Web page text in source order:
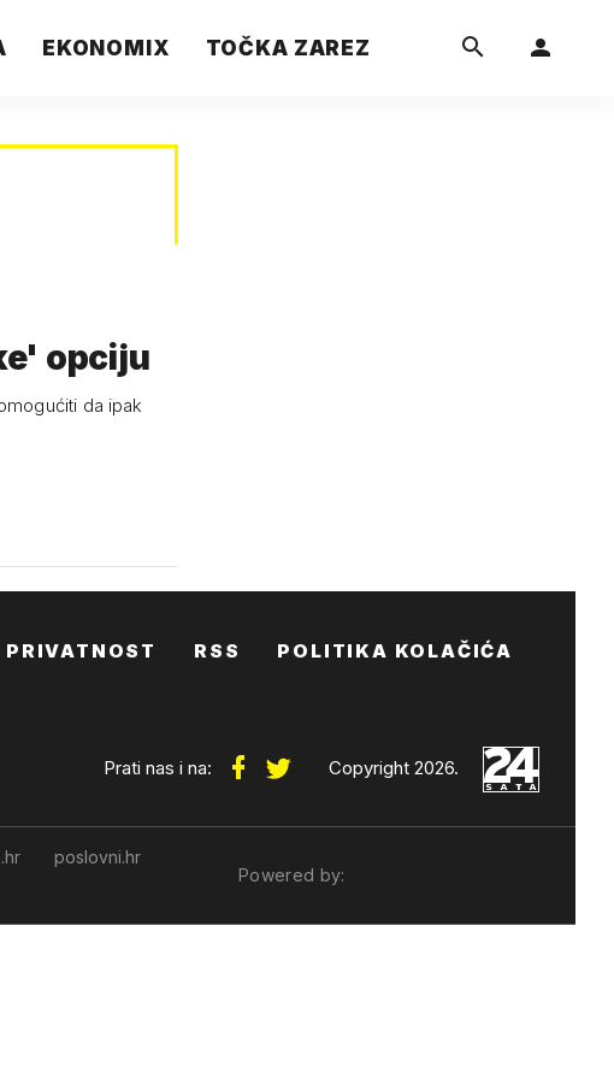
EKONOMIX TOČKA ZAREZ
opciju
da ipak
PRIVATNOST RSS POLITIKA KOLAČIĆA
Prati nas i na: Copyright 2026.
poslovni.hr
Powered by: